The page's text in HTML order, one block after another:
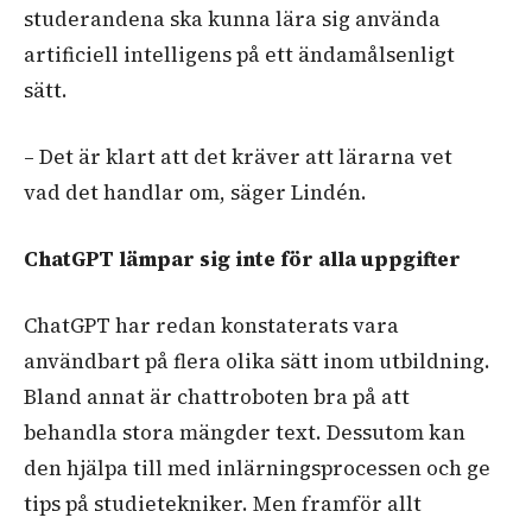
studerandena ska kunna lära sig använda
artificiell intelligens på ett ändamålsenligt
sätt.
– Det är klart att det kräver att lärarna vet
vad det handlar om, säger Lindén.
ChatGPT lämpar sig inte för alla uppgifter
ChatGPT har redan konstaterats vara
användbart på flera olika sätt inom utbildning.
Bland annat är chattroboten bra på att
behandla stora mängder text. Dessutom kan
den hjälpa till med inlärningsprocessen och ge
tips på studietekniker. Men framför allt